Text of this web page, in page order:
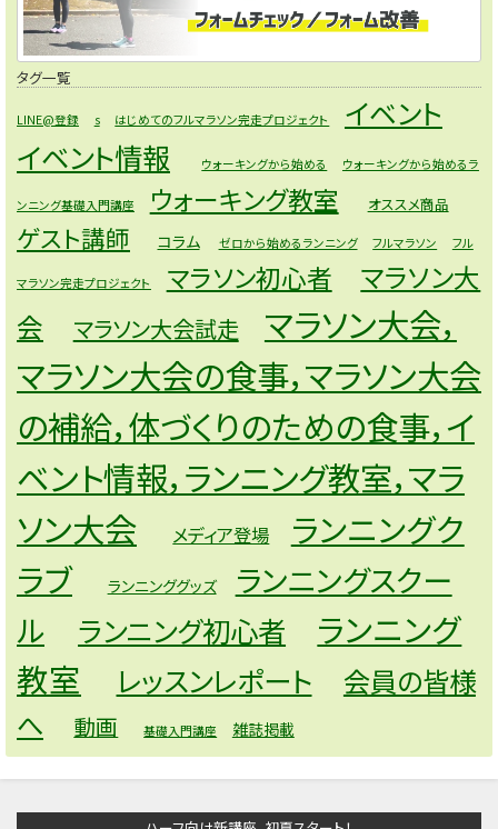
タグ一覧
LINE@登録 s はじめてのフルマラソン完走プロジェクト
イベント
イベント情報
ウォーキングから始める ウォーキングから始めるラ
ンニング基礎入門講座 ウォーキング教室 オススメ商品
ゲスト講師 コラム ゼロから始めるランニング フルマラソン フル
マラソン完走プロジェクト マラソン初心者
マラソン大
会
マラソン大会試走
マラソン大会，
マラソン大会の食事，マラソン大会
の補給，体づくりのための食事，イ
ベント情報，ランニング教室，マラ
ソン大会
メディア登場
ランニングク
ラブ
ランニンググッズ
ランニングスクー
ル
ランニング初心者
ランニング
教室
レッスンレポート
会員の皆様
へ
動画 基礎入門講座 雑誌掲載